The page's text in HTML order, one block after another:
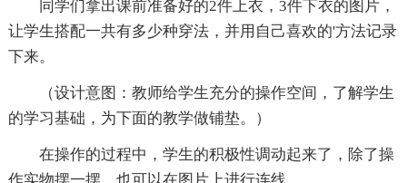
同学们拿出课前准备好的2件上衣，3件下衣的图片，
让学生搭配一共有多少种穿法，并用自己喜欢的'方法记录
下来。
（设计意图：教师给学生充分的操作空间，了解学生
的学习基础，为下面的教学做铺垫。）
在操作的过程中，学生的积极性调动起来了，除了操